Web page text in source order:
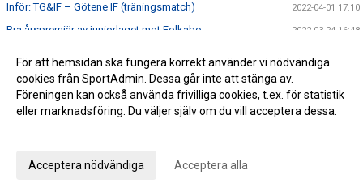
Inför: TG&IF – Götene IF (träningsmatch) 2022-04-01 17:10
Bra årspremiär av juniorlaget mot Folkabo 2022-03-24 16:48
Entrèn
Inför: Husqvarna FF – TG&IF 2022-03-12 10:50
Inför: TG&IF – IK Gauthiod (träningsmatch)
Stadgeändringar och plusresultat – nyheterna från
För att hemsidan ska fungera korrekt använder vi nödvändiga
cookies från SportAdmin. Dessa går inte att stänga av.
Föreningen kan också använda frivilliga cookies, t.ex. för statistik
eller marknadsföring. Du väljer själv om du vill acceptera dessa.
Acceptera nödvändiga Acceptera alla